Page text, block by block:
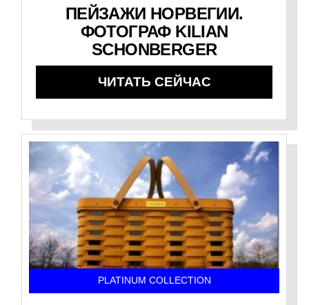
ПЕЙЗАЖИ НОРВЕГИИ.
ФОТОГРАФ KILIAN
SCHONBERGER
ЧИТАТЬ СЕЙЧАС
PLATINUM COLLECTION